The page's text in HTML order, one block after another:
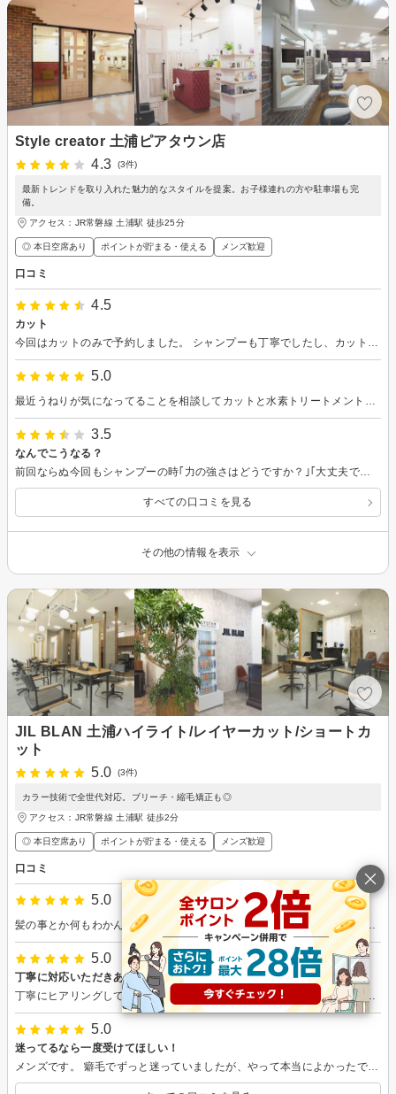
Style creator 土浦ピアタウン店
4.3
(3件)
最新トレンドを取り入れた魅力的なスタイルを提案。お子様連れの方や駐車場も完
備。
アクセス：JR常磐線 土浦駅 徒歩25分
◎ 本日空席あり ポイントが貯まる・使える メンズ歓迎
口コミ
4.5
カット
今回はカットのみで予約しました。 シャンプーも丁寧でしたし、カットも丁寧にしていただきました。ボブぐらいにしたいという、ざっくりとした希望しか考えていなかったのですが、細かく提案していただいたり、切りながら調整してくださいました。切ってくださった方の雰囲気が好きな感じで私には合っていました。 また同じ方にお願いしたいと思いました。
5.0
最近うねりが気になってることを相談してカットと水素トリートメントをしました。とても丁寧にわかりやすく説明していただき有難うございました。また次回もお願いしたいと思います。
3.5
なんでこうなる？
前回ならぬ今回もシャンプーの時｢力の強さはどうですか？｣｢大丈夫です｣と答えたのにだんだん力が強くなっていき、それだけならいいのですが、シャンプーも後頭部はヘアカラーを流すだけでシャンプーしてもらえず。右側洗ったり左側洗ったり、とあっちこっちしていて、はっきりいってガサツでした。 マッサージも、どこをやってくれたのかな、って思うくらいのものでした。 いつもだったらすっきりするのに。
すべての口コミを見る
その他の情報を表示
JIL BLAN 土浦ハイライト/レイヤーカット/ショートカ
ット
5.0
(3件)
カラー技術で全世代対応。ブリーチ・縮毛矯正も◎
アクセス：JR常磐線 土浦駅 徒歩2分
◎ 本日空席あり ポイントが貯まる・使える メンズ歓迎
口コミ
5.0
髪の事とか何もわかんなかったけど、お店の人が丁寧に教えてくれてわかりやすかった
5.0
丁寧に対応いただきありがとうございました
丁寧にヒアリングしてもらい、一度切り終えてからの再調整も丁寧に対応していただき、希望が難しい場合もきちんと分かりやすく教えていただきました。 駐車場代金も近くのコインパーキング分を施術代から差し引いていただきました。春らしく軽くなり良かったです。
5.0
迷ってるなら一度受けてほしい！
メンズです。 癖毛でずっと迷っていましたが、やって本当によかったです。 料金は約2万円ですが、半年ほど持ちます。毎日アイロンやセットに使っていた朝の時間がほぼいらなくなり、朝のセットがめちゃめちゃ楽になりました。 半年間そのメリットが続くと考えると、コスパはかなり良いと思います。 施術直後は少しペタっとしますが、2日〜1週間ほどで自然になります。シャンプー後に根元をふんわり乾かすと、きれいなストレートになります。 薬剤も、日本で1％ほどしか使われていない特別なものを使っていると聞き、安心感がありました。ダメージも思っていたより気になりませんでした。 迷っている時間があるなら、一度やってみて「あり・なし」を決めた方が早いと思います。自分はやって正解でした。